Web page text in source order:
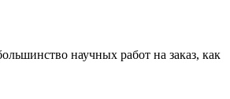
научных работ на заказ, как